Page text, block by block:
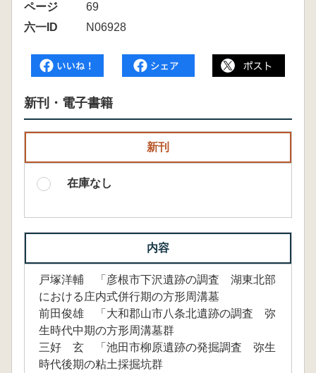
ページ
69
六一ID
N06928
新刊・電子書籍
新刊
在庫なし
内容
戸塚洋輔 「彦根市下沢遺跡の調査 湖東北部
における庄内式併行期の方形周溝墓
前田俊雄 「大和郡山市八条北遺跡の調査 弥
生時代中期の方形周溝墓群
三好 玄 「池田市柳原遺跡の発掘調査 弥生
時代後期の粘土採掘坑群